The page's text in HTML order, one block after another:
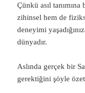
Çünkü asıl tanımına
zihinsel hem de
deneyimi
dünyadır.
Aslında gerçek bir
gerektiğini şöyle